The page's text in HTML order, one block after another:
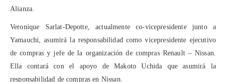
Alianza.
Veronique Sarlat-Depotte, actualmente co-vicepresidente junto a
Yamauchi, asumirá la responsabilidad como vicepresidente ejecutivo
de compras y jefe de la organización de compras Renault – Nissan.
Ella contará con el apoyo de Makoto Uchida que asumirá la
responsabilidad de compras en Nissan.